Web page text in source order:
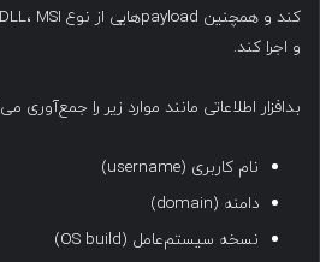
و اجرا کند.
بدافزار اطلاعاتی مانند موارد زیر را جمع‌آوری
نام کاربری (username)
دامنه (domain)
نسخه سیستم‌عامل (OS build)